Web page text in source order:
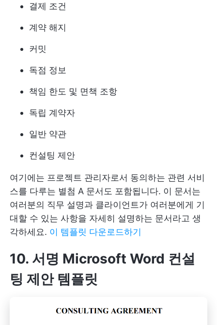
결제 조건
계약 해지
커밋
독점 정보
책임 한도 및 면책 조항
독립 계약자
일반 약관
컨설팅 제안
여기에는 프로젝트 관리자로서 동의하는 관련 서비
스를 다루는 별첨 A 문서도 포함됩니다. 이 문서는
여러분의 직무 설명과 클라이언트가 여러분에게 기
대할 수 있는 사항을 자세히 설명하는 문서라고 생
각하세요. 이 템플릿 다운로드하기
10. 서명 Microsoft Word 컨설
팅 제안 템플릿